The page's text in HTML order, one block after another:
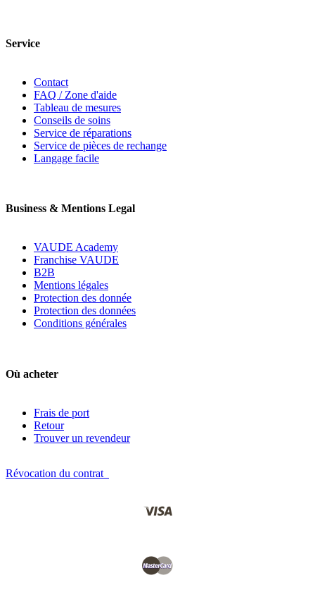
Service
Contact
FAQ / Zone d'aide
Tableau de mesures
Conseils de soins
Service de réparations
Service de pièces de rechange
Langage facile
Business & Mentions Legal
VAUDE Academy
Franchise VAUDE
B2B
Mentions légales
Protection des donnée
Protection des données
Conditions générales
Où acheter
Frais de port
Retour
Trouver un revendeur
Révocation du contrat